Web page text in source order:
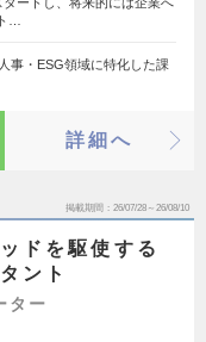
ートし、将来的には企業へ
…
事・ESG領域に特化した課
詳細へ
掲載期間 26/07/28～26/08/10
ドを駆使する
ント
ター